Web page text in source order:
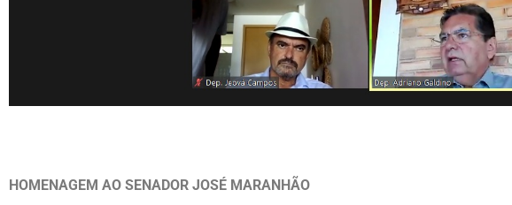
HOMENAGEM AO SENADOR JOSÉ MARANHÃO